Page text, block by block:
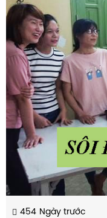
454 Ngày trước